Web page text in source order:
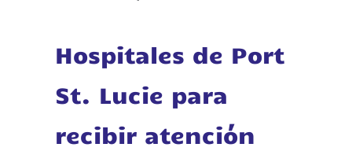
Hospitales de Port
St. Lucie para
recibir atención